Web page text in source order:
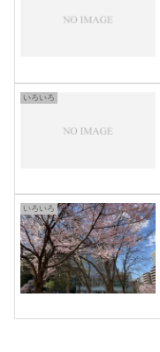
いろいろ
いろいろ